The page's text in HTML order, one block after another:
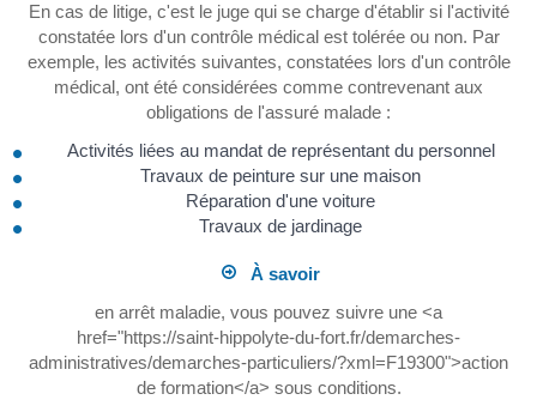
En cas de litige, c'est le juge qui se charge d'établir si l'activité
constatée lors d'un contrôle médical est tolérée ou non. Par
exemple, les activités suivantes, constatées lors d'un contrôle
médical, ont été considérées comme contrevenant aux
obligations de l'assuré malade :
Activités liées au mandat de représentant du personnel
Travaux de peinture sur une maison
Réparation d'une voiture
Travaux de jardinage
À savoir
en arrêt maladie, vous pouvez suivre une <a
href="https://saint-hippolyte-du-fort.fr/demarches-
administratives/demarches-particuliers/?xml=F19300">action
de formation</a> sous conditions.